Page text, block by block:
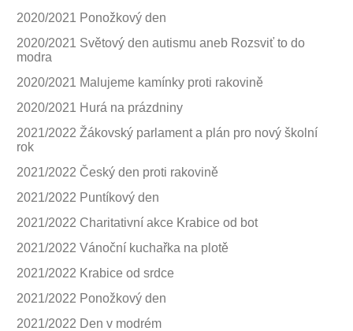
2020/2021 Ponožkový den
2020/2021 Světový den autismu aneb Rozsviť to do
modra
2020/2021 Malujeme kamínky proti rakovině
2020/2021 Hurá na prázdniny
2021/2022 Žákovský parlament a plán pro nový školní
rok
2021/2022 Český den proti rakovině
2021/2022 Puntíkový den
2021/2022 Charitativní akce Krabice od bot
2021/2022 Vánoční kuchařka na plotě
2021/2022 Krabice od srdce
2021/2022 Ponožkový den
2021/2022 Den v modrém